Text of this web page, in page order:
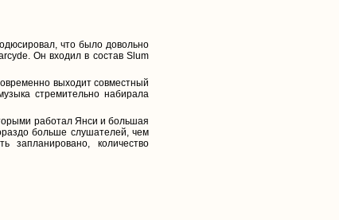
что было довольно
Он входил в состав Slum
выходит совместный
стремительно набирала
работал Янси и большая
больше слушателей, чем
количество